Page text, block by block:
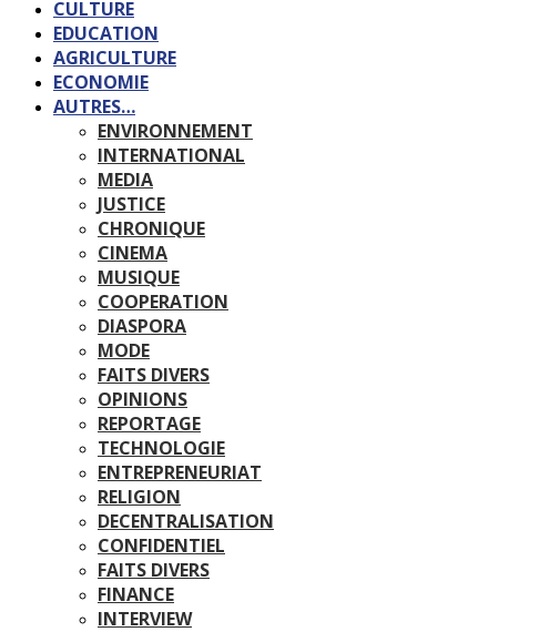
CULTURE
EDUCATION
AGRICULTURE
ECONOMIE
AUTRES…
ENVIRONNEMENT
INTERNATIONAL
MEDIA
JUSTICE
CHRONIQUE
CINEMA
MUSIQUE
COOPERATION
DIASPORA
MODE
FAITS DIVERS
OPINIONS
REPORTAGE
TECHNOLOGIE
ENTREPRENEURIAT
RELIGION
DECENTRALISATION
CONFIDENTIEL
FAITS DIVERS
FINANCE
INTERVIEW